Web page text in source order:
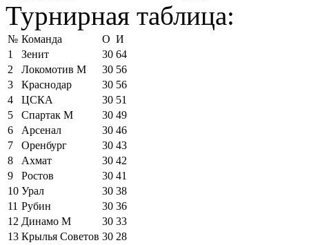
Турнирная таблица:
№ Команда О И
1
Зенит 30 64
2
Локомотив М 30 56
3
Краснодар 30 56
4
ЦСКА 30 51
5
Спартак М 30 49
6
Арсенал 30 46
7
Оренбург 30 43
8
Ахмат 30 42
9
Ростов 30 41
10 Урал 30 38
11 Рубин 30 36
12 Динамо М 30 33
13 Крылья Советов 30 28